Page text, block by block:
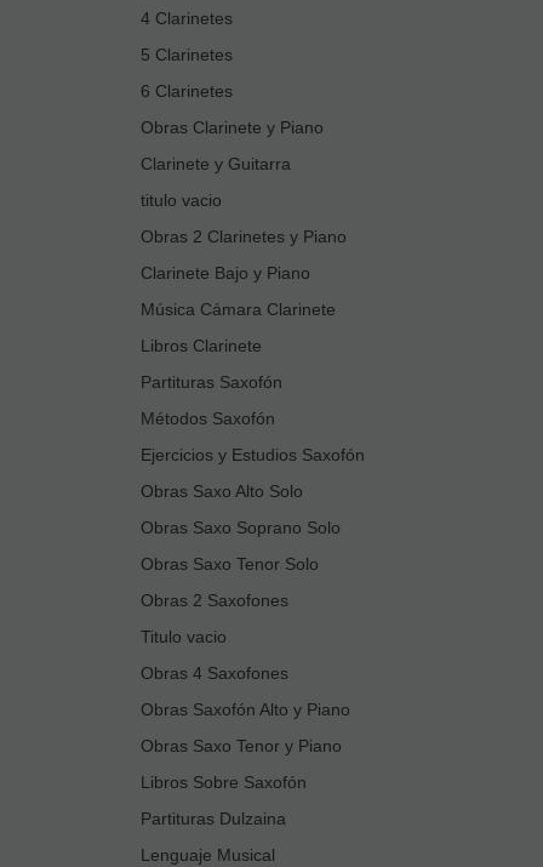
4 Clarinetes
5 Clarinetes
6 Clarinetes
Obras Clarinete y Piano
Clarinete y Guitarra
titulo vacio
Obras 2 Clarinetes y Piano
Clarinete Bajo y Piano
Música Cámara Clarinete
Libros Clarinete
Partituras Saxofón
Métodos Saxofón
Ejercicios y Estudios Saxofón
Obras Saxo Alto Solo
Obras Saxo Soprano Solo
Obras Saxo Tenor Solo
Obras 2 Saxofones
Titulo vacio
Obras 4 Saxofones
Obras Saxofón Alto y Piano
Obras Saxo Tenor y Piano
Libros Sobre Saxofón
Partituras Dulzaina
Lenguaje Musical